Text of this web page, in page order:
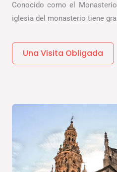
Conocido como el
iglesia del monasterio tiene
Una Visita Obligada